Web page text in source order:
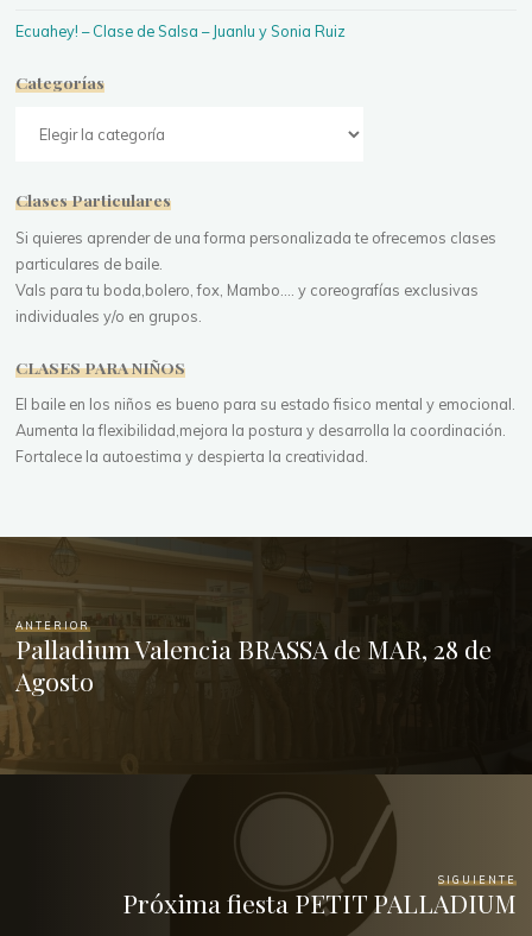
Ecuahey! – Clase de Salsa – Juanlu y Sonia Ruiz
Categorías
Clases Particulares
Si quieres aprender de una forma personalizada te ofrecemos clases
particulares de baile.
Vals para tu boda,bolero, fox, Mambo.... y coreografías exclusivas
individuales y/o en grupos.
CLASES PARA NIÑOS
El baile en los niños es bueno para su estado fisico mental y emocional.
Aumenta la flexibilidad,mejora la postura y desarrolla la coordinación.
Fortalece la autoestima y despierta la creatividad.
ANTERIOR
Palladium Valencia BRASSA de MAR, 28 de
Agosto
SIGUIENTE
Próxima fiesta PETIT PALLADIUM